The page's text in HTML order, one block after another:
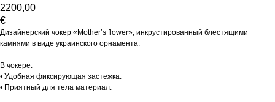
2200,00
€
Дизайнерский чокер «Mother’s flower», инкрустированный блестящими
камнями в виде украинского орнамента.
В чокере:
• Удобная фиксирующая застежка.
• Приятный для тела материал.